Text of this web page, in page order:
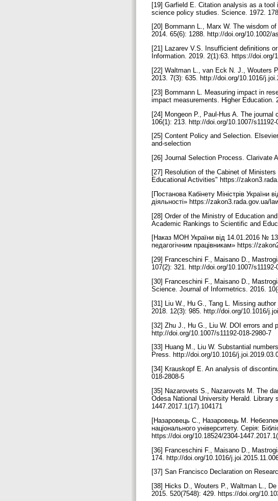
[19] Garfield E. Citation analysis as a
science policy studies. Science. 1972.
[20] Bornmann L., Marx W. The wisdom
2014. 65(6): 1288. http://doi.org/10.1002/
[21] Lazarev V.S. Insufficient definitions
Information. 2019. 2(1):63. https://doi.org/
[22] Waltman L., van Eck N. J., Wouters
2013. 7(3): 635. http://doi.org/10.1016/
[23] Bornmann L. Measuring impact in
impact measurements. Higher Education.
[24] Mongeon P., Paul-Hus A. The
106(1): 213. http://doi.org/10.1007/s11192-
[25] Content Policy and Selection.
and-selection
[26] Journal Selection Process. Clarivate
[27] Resolution of the Cabinet of
Educational Activities" https://
[Постанова Кабінету Міністрів
діяльності» https://zakon3.rada.gov.ua/
[28] Order of the Ministry of Education
Academic Rankings to Scientific and
[Наказ МОН України від 14.01.2016 №
педагогічним працівникам» https://
[29] Franceschini F., Maisano D.,
107(2): 321. http://doi.org/10.1007/s11192-
[30] Franceschini F., Maisano D.,
Science. Journal of Informetrics. 2016.
[31] Liu W., Hu G., Tang L. Missing
2018. 12(3): 985. http://doi.org/10.1016/
[32] Zhu J., Hu G., Liu W. DOI errors and
http://doi.org/10.1007/s11192-018-2980-7
[33] Huang M., Liu W. Substantial
Press. http://doi.org/10.1016/
[34] Krauskopf E. An analysis of
018-2808-5
[35] Nazarovets S., Nazarovets M. The
Odesa National University Herald. Library
1447.2017.1(17).104171
[Назаровець С., Назаровець М.
національного університету. Серія:
https://doi.org/10.18524/2304-
[36] Franceschini F., Maisano D.,
174. http://doi.org/10.1016/
[37] San Francisco Declaration on
[38] Hicks D., Wouters P., Waltman L.,
2015. 520(7548): 429. https://doi.org/